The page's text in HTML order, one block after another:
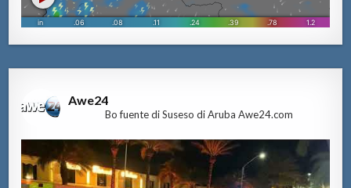
Awe24
Bo fuente di Suseso di Aruba Awe24.com